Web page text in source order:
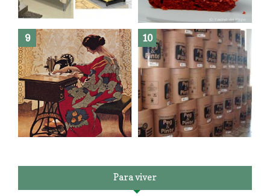
O medo que habita em nós.
Reforma do sofá, agora é em
patchwork!
The Red Velvet !!! O Perfeito
Para viver